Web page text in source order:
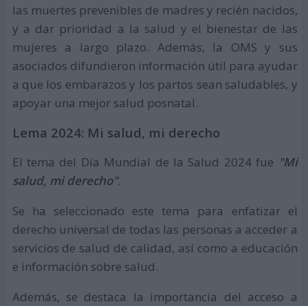
las muertes prevenibles de madres y recién nacidos,
y a dar prioridad a la salud y el bienestar de las
mujeres a largo plazo. Además, la OMS y sus
asociados difundieron información útil para ayudar
a que los embarazos y los partos sean saludables, y
apoyar una mejor salud posnatal.
Lema 2024: Mi salud, mi derecho
El tema del Día Mundial de la Salud 2024 fue "Mi
salud, mi derecho".
Se ha seleccionado este tema para enfatizar el
derecho universal de todas las personas a acceder a
servicios de salud de calidad, así como a educación
e información sobre salud.
Además, se destaca la importancia del acceso a